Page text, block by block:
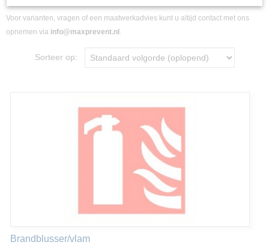
Voor varianten, vragen of een maatwerkadvies kunt u altijd contact met ons
opnemen via info@maxprevent.nl .
Sorteer op:
Brandblusser/vlam